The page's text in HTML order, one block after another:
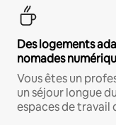
Des logements
nomades
Vous êtes un
un séjour longue
espaces de travail